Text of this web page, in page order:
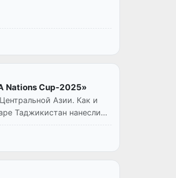
Nations Cup-2025»
Азии. Как и
Таджикистан нанесли